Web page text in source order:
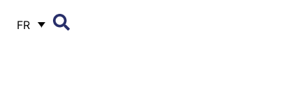
FR